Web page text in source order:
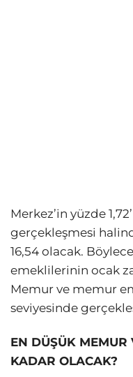
Merkez’in yüzde
gerçekleşmesi
16,54 olacak.
emeklilerinin ocak
Memur ve memur
seviyesinde
EN DÜŞÜK
KADAR OLACAK?